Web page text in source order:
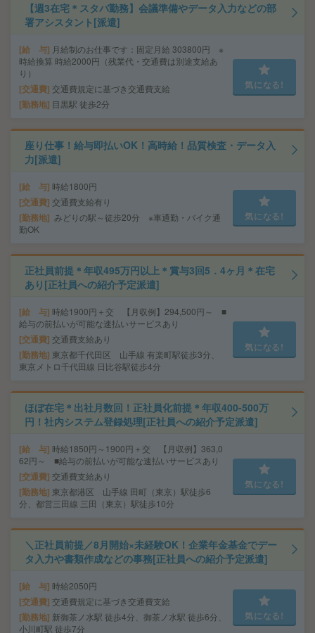
【週3在宅＊スタバ勤務】会議準備やデータ入力などの部
署アシスタント[派遣]
給 与 月給制のお仕事です：固定月給 303800円 ※
時給換算 時給2000円（残業代・交通費は別途支給あ
り）
交通費 交通費規定に基づき交通費支給
勤務地 目黒駅 徒歩2分
気になる!
座り仕事！給与即払いOK！高時給！品質検査・データ入
力[派遣]
給 与 時給1800円
交通費 交通費支給有り
勤務地 みどりの駅～徒歩20分 ※車通勤・バイク通
勤OK
気になる!
正社員前提＊年収495万円以上＊賞与3回5．4ヶ月＊在宅
あり[正社員への紹介予定派遣]
給 与 時給1900円＋交 【月収例】294,500円～ ■
給与の前払いが可能な速払いサービスあり
交通費 交通費支給あり
勤務地 東京都千代田区 山手線 有楽町駅徒歩3分、
東京メトロ千代田線 日比谷駅徒歩4分
気になる!
ほぼ在宅＊出社月数回！正社員化前提＊年収400-500万
円！社内システム登録処理[正社員への紹介予定派遣]
給 与 時給1850円～1900円＋交 【月収例】363,0
62円～ ■給与の前払いが可能な速払いサービスあり
交通費 交通費支給あり
勤務地 東京都港区 山手線 田町（東京）駅徒歩6
分、都営三田線 三田（東京）駅徒歩10分
気になる!
＼正社員前提／8月開始×未経験OK！企業年金基金でデー
タ入力や書類作成などの事務[正社員への紹介予定派遣]
給 与 時給2050円
交通費 交通費規定に基づき交通費支給
勤務地 新御茶ノ水駅 徒歩4分、御茶ノ水駅 徒歩6分、
小川町駅 徒歩7分
気になる!